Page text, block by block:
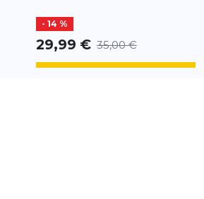
- 14 %
29,99 € 35,00 €